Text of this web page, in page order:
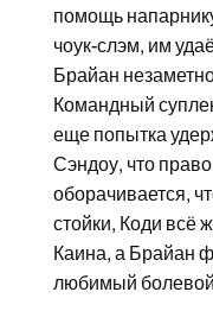
помощь
чоук-слэм, им
Брайан
Командный
еще попытка
Сэндоу, что
оборачивается,
стойки, Коди всё
Каина, а Брайан
любимый болевой,